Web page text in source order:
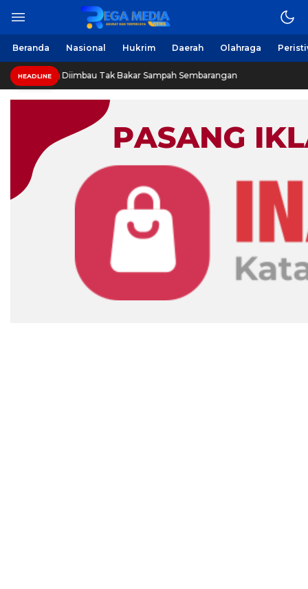
Beranda Nasional Hukrim Daerah Olahraga
HEADLINETak Bakar Sampah Sembarangan